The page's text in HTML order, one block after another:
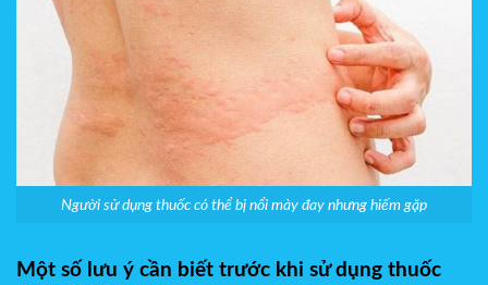
Người sử dụng thuốc có thể bị nổi mày đay nhưng hiếm gặp
Một số lưu ý cần biết trước khi sử dụng thuốc